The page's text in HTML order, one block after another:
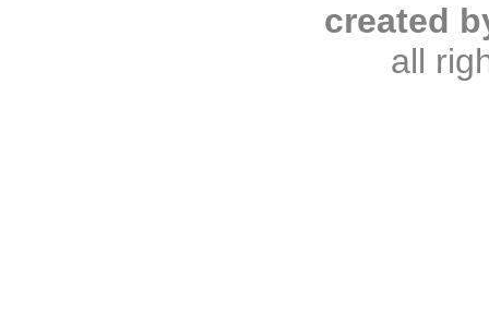
created
all